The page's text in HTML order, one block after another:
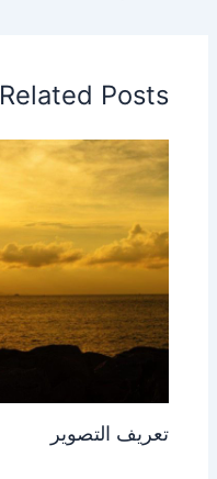
Related Posts
تعريف التصوير